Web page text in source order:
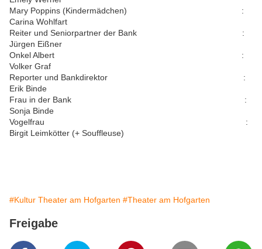
Mary Poppins (Kindermädchen) :
Carina Wohlfart
Reiter und Seniorpartner der Bank :
Jürgen Eißner
Onkel Albert :
Volker Graf
Reporter und Bankdirektor :
Erik Binde
Frau in der Bank :
Sonja Binde
Vogelfrau :
Birgit Leimkötter (+ Souffleuse)
#Kultur Theater am Hofgarten #Theater am Hofgarten
Freigabe